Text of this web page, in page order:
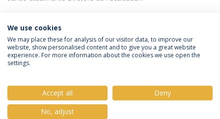
Política de Privacidade
Termos e Condições
We use cookies
We may place these for analysis of our visitor data, to improve our
website, show personalised content and to give you a great website
experience. For more information about the cookies we use open the
settings.
Accept all
Deny
No, adjust